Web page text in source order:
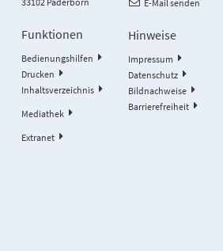
E-Mail senden
Funktionen
Bedienungshilfen
Drucken
Inhaltsverzeichnis
Mediathek
Extranet
Hinweise
Impressum
Datenschutz
Bildnachweise
Barrierefreiheit